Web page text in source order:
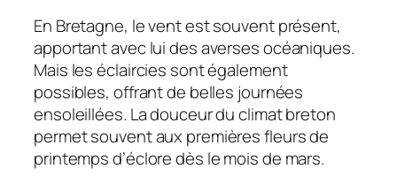
En Bretagne, le vent est souvent présent,
apportant avec lui des averses océaniques.
Mais les éclaircies sont également
possibles, offrant de belles journées
ensoleillées. La douceur du climat breton
permet souvent aux premières fleurs de
printemps d’éclore dès le mois de mars.